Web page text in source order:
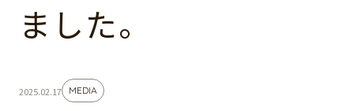
ました。
2025.02.17 MEDIA